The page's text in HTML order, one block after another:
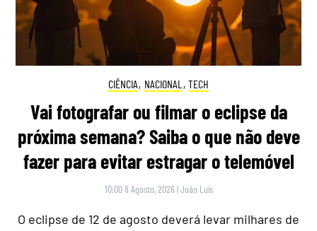
CIÊNCIA, NACIONAL , TECH
Vai fotografar ou filmar o eclipse da
próxima semana? Saiba o que não deve
fazer para evitar estragar o telemóvel
10:00 8 Agosto, 2026 |João Luís
O eclipse de 12 de agosto deverá levar milhares de